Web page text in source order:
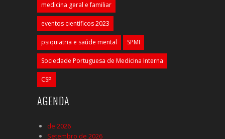
medicina geral e familiar
eventos científicos 2023
psiquiatria e saúde mental SPMI
Sociedade Portuguesa de Medicina Interna
CSP
AGENDA
de 2026
Setembro de 2026